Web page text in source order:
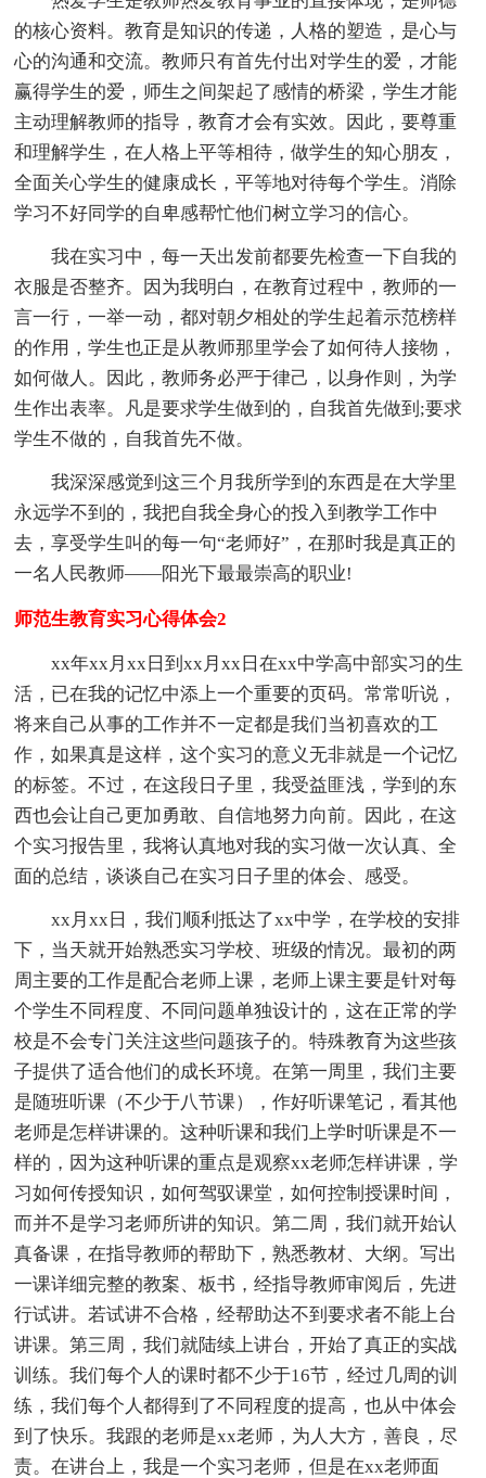
的核心资料。教育是知识的传递，人格的塑造，是心与
心的沟通和交流。教师只有首先付出对学生的爱，才能
赢得学生的爱，师生之间架起了感情的桥梁，学生才能
主动理解教师的指导，教育才会有实效。因此，要尊重
和理解学生，在人格上平等相待，做学生的知心朋友，
全面关心学生的健康成长，平等地对待每个学生。消除
学习不好同学的自卑感帮忙他们树立学习的信心。
我在实习中，每一天出发前都要先检查一下自我的
衣服是否整齐。因为我明白，在教育过程中，教师的一
言一行，一举一动，都对朝夕相处的学生起着示范榜样
的作用，学生也正是从教师那里学会了如何待人接物，
如何做人。因此，教师务必严于律己，以身作则，为学
生作出表率。凡是要求学生做到的，自我首先做到;要求
学生不做的，自我首先不做。
我深深感觉到这三个月我所学到的东西是在大学里
永远学不到的，我把自我全身心的投入到教学工作中
去，享受学生叫的每一句“老师好”，在那时我是真正的
一名人民教师——阳光下最最崇高的职业!
师范生教育实习心得体会2
xx年xx月xx日到xx月xx日在xx中学高中部实习的生
活，已在我的记忆中添上一个重要的页码。常常听说，
将来自己从事的工作并不一定都是我们当初喜欢的工
作，如果真是这样，这个实习的意义无非就是一个记忆
的标签。不过，在这段日子里，我受益匪浅，学到的东
西也会让自己更加勇敢、自信地努力向前。因此，在这
个实习报告里，我将认真地对我的实习做一次认真、全
面的总结，谈谈自己在实习日子里的体会、感受。
xx月xx日，我们顺利抵达了xx中学，在学校的安排
下，当天就开始熟悉实习学校、班级的情况。最初的两
周主要的工作是配合老师上课，老师上课主要是针对每
个学生不同程度、不同问题单独设计的，这在正常的学
校是不会专门关注这些问题孩子的。特殊教育为这些孩
子提供了适合他们的成长环境。在第一周里，我们主要
是随班听课（不少于八节课），作好听课笔记，看其他
老师是怎样讲课的。这种听课和我们上学时听课是不一
样的，因为这种听课的重点是观察xx老师怎样讲课，学
习如何传授知识，如何驾驭课堂，如何控制授课时间，
而并不是学习老师所讲的知识。第二周，我们就开始认
真备课，在指导教师的帮助下，熟悉教材、大纲。写出
一课详细完整的教案、板书，经指导教师审阅后，先进
行试讲。若试讲不合格，经帮助达不到要求者不能上台
讲课。第三周，我们就陆续上讲台，开始了真正的实战
训练。我们每个人的课时都不少于16节，经过几周的训
练，我们每个人都得到了不同程度的提高，也从中体会
到了快乐。我跟的老师是xx老师，为人大方，善良，尽
责。在讲台上，我是一个实习老师，但是在xx老师面